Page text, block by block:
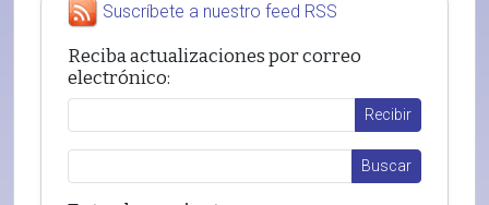
Suscríbete a nuestro feed RSS
Reciba actualizaciones por correo
electrónico: